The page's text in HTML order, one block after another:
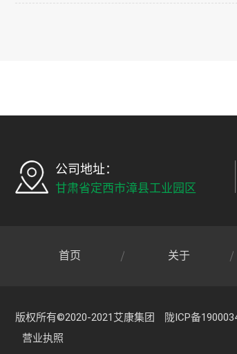
公司地址：
甘肃省定西市漳县工业园区
首页 关于
版权所有©2020-2021艾康集团 陇ICP备
营业执照